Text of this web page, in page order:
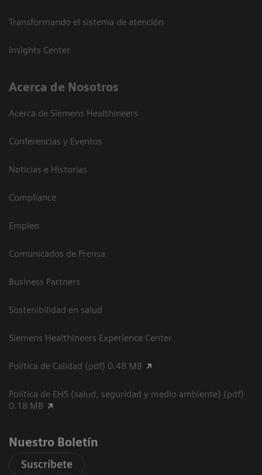
Transformando el sistema de atención
Insights Center
Acerca de Nosotros
Acerca de Siemens Healthineers
Conferencias y Eventos
Noticias e Historias
Compliance
Empleo
Comunicados de Prensa
Business Partners
Sostenibilidad en salud
Siemens Healthineers Experience Center
Política de Calidad (pdf) 0.48 MB
Política de EHS (salud, seguridad y medio ambiente) (pdf)
0.18 MB
Nuestro Boletín
Suscríbete